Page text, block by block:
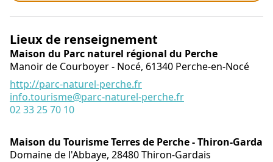
Lieux de renseignement
Maison du Parc naturel régional du Perche
Manoir de Courboyer - Nocé, 61340 Perche-en-Nocé
http://parc-naturel-perche.fr
info.tourisme@parc-naturel-perche.fr
02 33 25 70 10
Maison du Tourisme Terres de Perche - Thiron-Gardais
Domaine de l'Abbaye, 28480Thiron-Gardais